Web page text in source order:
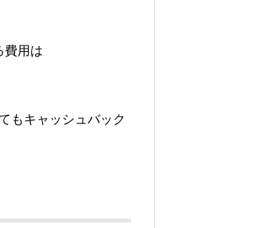
費用は
もキャッシュバック